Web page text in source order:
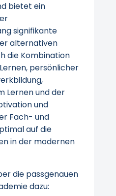
bietet ein
signifikante
alternativen
die Kombination
persönlicher
Lernen und der
und
Fach- und
auf die
in der modernen
die passgenauen
dazu: